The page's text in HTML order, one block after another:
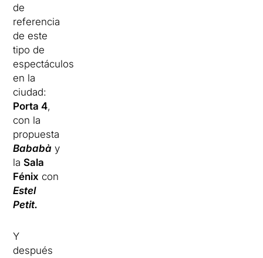
de
referencia
de este
tipo de
espectáculos
en la
ciudad:
Porta 4,
con la
propuesta
Bababà y
laSala
Fénix con
Estel
Petit.
Y
después